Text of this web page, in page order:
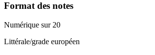
Format des notes
Numérique sur 20
Littérale/grade européen